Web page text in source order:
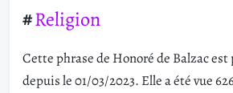
Religion
Cette phrase de Honoré de Balzac
depuis le 01/03/2023. Elle a été vue